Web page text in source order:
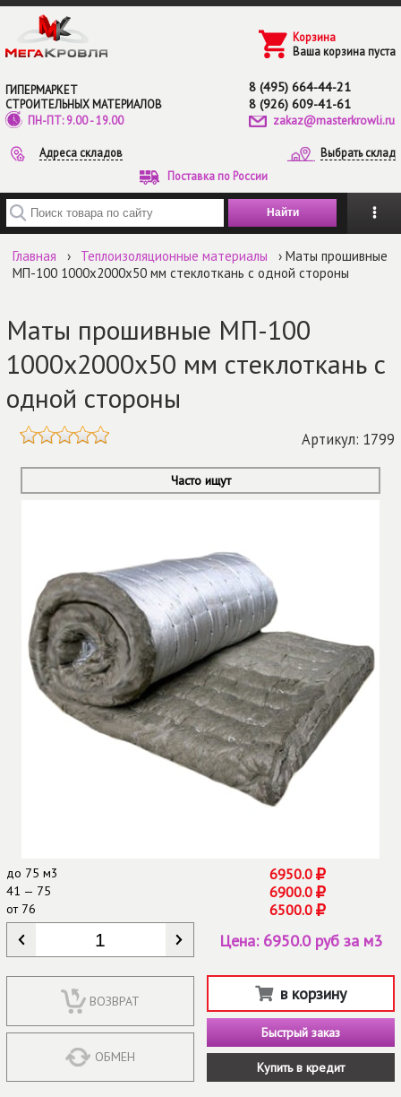
Перейти к основному содержанию
ГИПЕРМАРКЕТ
СТРОИТЕЛЬНЫХ МАТЕРИАЛОВ
ПН-ПТ: 9.00 - 19.00
8 (495) 664-44-21
8 (926) 609-41-61
zakaz@masterkrowli.ru
Адреса складов
Выбрать склад
Поставка по России
Корзина
Ваша корзина пуста
Введите ключевые слова для поиска
Главная › Теплоизоляционные материалы
› Маты прошивные
МП-100 1000х2000х50 мм стеклоткань с одной стороны
Маты прошивные МП-100
1000х2000х50 мм стеклоткань с
одной стороны
Артикул: 1799
Часто ищут
до 75 м3 6950.0
41 — 75 6900.0
от76 6500.0
КОЛИЧЕСТВО
ВОЗВРАТ
ОБМЕН
Цена: 6950.0 руб за м3
в корзину
Быстрый заказ
Купить в кредит